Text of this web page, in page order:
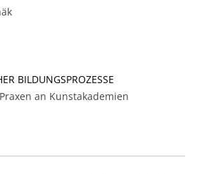
BILDUNGSPROZESSE
an Kunstakademien